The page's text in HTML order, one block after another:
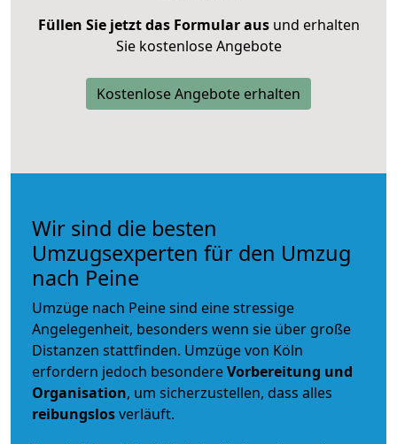
Füllen Sie jetzt das Formular ausund erhalten
Sie kostenlose Angebote
Kostenlose Angebote erhalten
Wir sind die besten
Umzugsexperten für den Umzug
nach Peine
Umzüge nach Peine sind eine stressige
Angelegenheit, besonders wenn sie über große
Distanzen stattfinden. Umzüge von Köln
erfordern jedoch besondereVorbereitung und
Organisation, um sicherzustellen, dass alles
reibungslosverläuft.